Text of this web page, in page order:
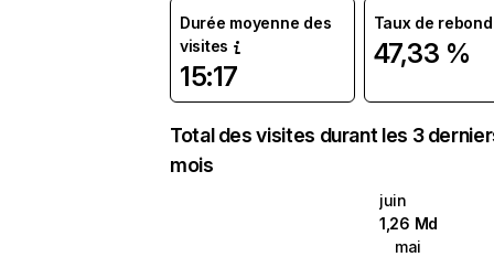
Durée moyenne des
visites
15:17
Taux de rebond
47,33 %
Total des visites durant les 3
mois
juin
1,26 Md
mai